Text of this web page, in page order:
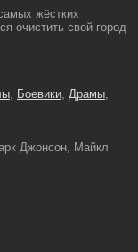
жёстких
очистить свой город
, Боевики, Драмы,
Джонсон, Майкл